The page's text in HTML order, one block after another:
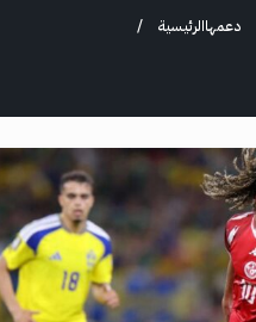
الرئيسيةدعمها